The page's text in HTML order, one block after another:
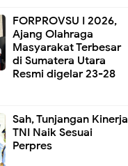
FORPROVSU I 2026,
Ajang Olahraga
Masyarakat Terbesar
di Sumatera Utara
Resmi digelar 23-28
Sah, Tunjangan Kinerja
TNI Naik Sesuai
Perpres